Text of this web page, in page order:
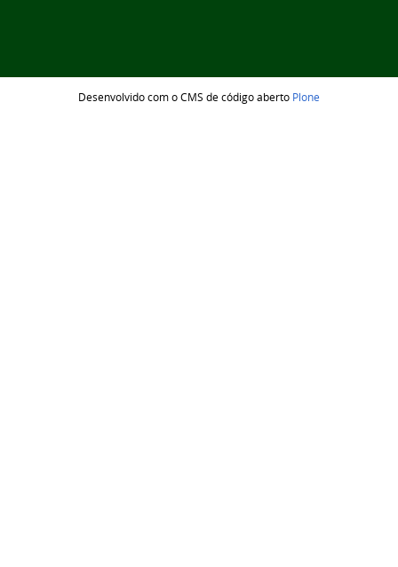
Desenvolvido com o CMS de código aberto Plone